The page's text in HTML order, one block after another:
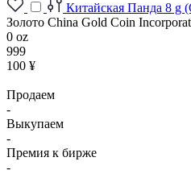
Китайская Панда 8 g
Золото China Gold Coin
0 oz
999
100 ¥
Продаем
-
Выкупаем
-
Премия к бирже
-